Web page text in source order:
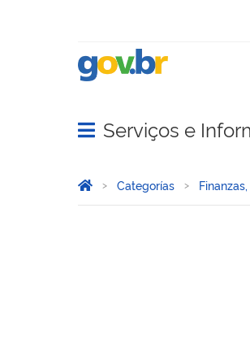
Abrir menu principal de
Serviços e
Você está aqui:
InicioCategorías